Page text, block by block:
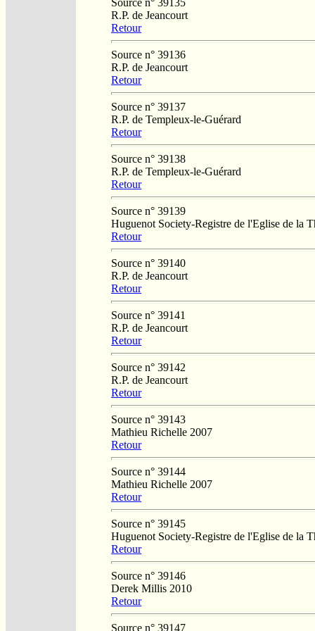
Source n° 39135
R.P. de Jeancourt
Retour
Source n° 39136
R.P. de Jeancourt
Retour
Source n° 39137
R.P. de Templeux-le-Guérard
Retour
Source n° 39138
R.P. de Templeux-le-Guérard
Retour
Source n° 39139
Huguenot Society-Registre de l'Eglise de la
Retour
Source n° 39140
R.P. de Jeancourt
Retour
Source n° 39141
R.P. de Jeancourt
Retour
Source n° 39142
R.P. de Jeancourt
Retour
Source n° 39143
Mathieu Richelle 2007
Retour
Source n° 39144
Mathieu Richelle 2007
Retour
Source n° 39145
Huguenot Society-Registre de l'Eglise de la
Retour
Source n° 39146
Derek Millis 2010
Retour
Source n° 39147